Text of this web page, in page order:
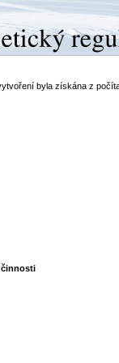
byla získána z
činnosti